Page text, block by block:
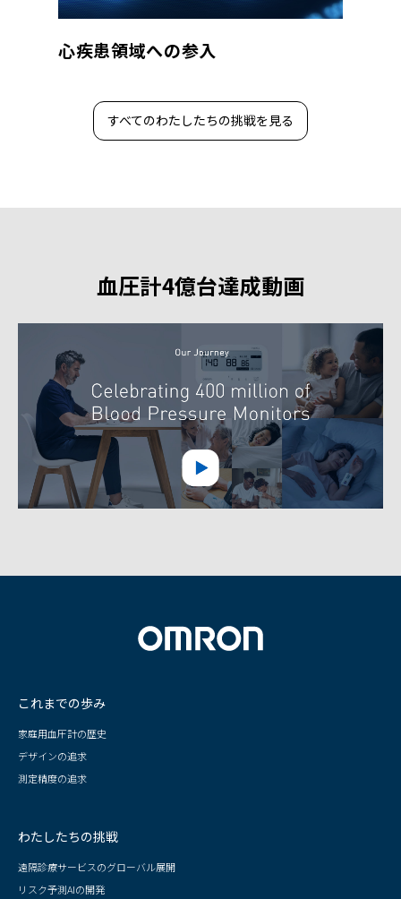
心疾患領域への参入
すべてのわたしたちの挑戦を見る
血圧計4億台達成動画
これまでの歩み
家庭用血圧計の歴史
デザインの追求
測定精度の追求
わたしたちの挑戦
遠隔診療サービスのグローバル展開
リスク予測AIの開発